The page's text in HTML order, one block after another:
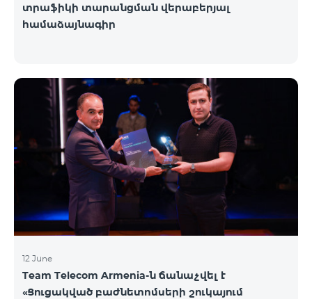
տրաֆիկի տարանցման վերաբերյալ
համաձայնագիր
12 June
Team Telecom Armenia-ն ճանաչվել է
«Ցուցակված բաժնետոմսերի շուկայում